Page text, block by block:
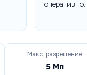
оперативно.
Макс. разрешение
5 Мп